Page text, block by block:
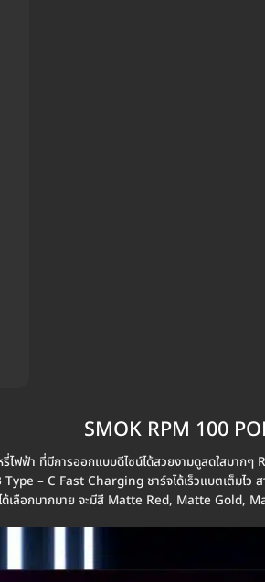
SMOK RPM 100
ฟฟ้า ที่มีการออกแบบดีไซน์ได้สวยงามดูสดใสมาก
– C Fast Charging ชาร์จได้เร็วแบตเต็มไว
ด้เลือกมากมาย จะมีสี Matte Red, Matte